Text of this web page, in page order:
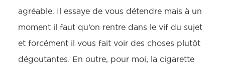
agréable. Il essaye de vous détendre mais à un
moment il faut qu’on rentre dans le vif du sujet
et forcément il vous fait voir des choses plutôt
dégoutantes. En outre, pour moi, la cigarette